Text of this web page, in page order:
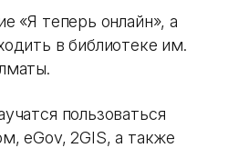
«Я теперь онлайн», а
в библиотеке им.
пользоваться
eGov, 2GIS, а также